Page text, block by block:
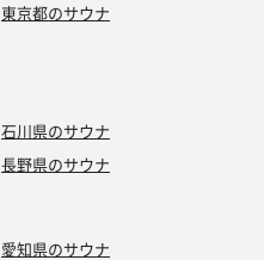
東京都のサウナ
石川県のサウナ
長野県のサウナ
愛知県のサウナ